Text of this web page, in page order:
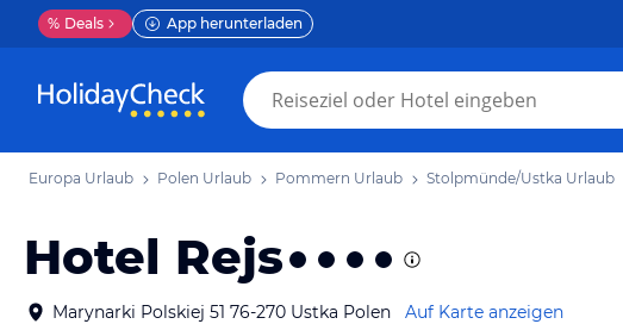
% Deals App herunterladen
Europa Urlaub Polen Urlaub Pommern Urlaub Stolpmünde/Ustka Urlaub
Hotel Rejs
Marynarki Polskiej 51 76-270 Ustka Polen Auf Karte anzeigen